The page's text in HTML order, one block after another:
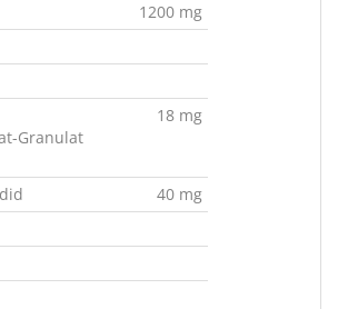
1200 mg
Granulat
18 mg
40 mg